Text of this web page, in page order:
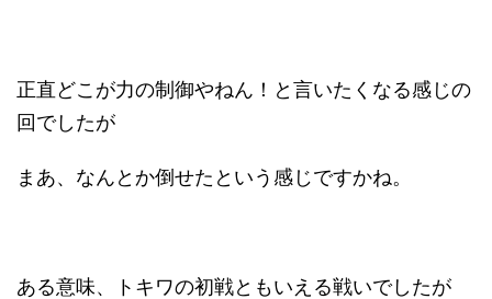
正直どこが力の制御やねん！と言いたくなる感じの
回でしたが
まあ、なんとか倒せたという感じですかね。
ある意味、トキワの初戦ともいえる戦いでしたが